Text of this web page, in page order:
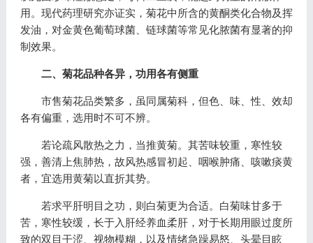
用。现代药理研究亦证实，菊花中所含的黄酮类化合物及挥
发油，对金黄色葡萄球菌、链球菌等常见化脓菌有显著的抑
制效果。
二、菊花品种各异，功用各有侧重
市售菊花品类繁多，虽同属菊科，但色、味、性、效却
各有偏重，选用时不可不辨。
若论疏风散热之力，当推黄菊。其苦味较重，寒性较
强，善清上焦肺热，故风热感冒初起、咽喉肿痛、咳嗽痰黄
者，宜选用黄菊以直折其势。
若求平肝明目之功，则白菊更为合适。白菊味甘多于
苦，寒性较缓，长于入肝经养血柔肝，对于长期用眼过度所
致的双目干涩、视物模糊，以及情绪急躁易怒、头晕目眩